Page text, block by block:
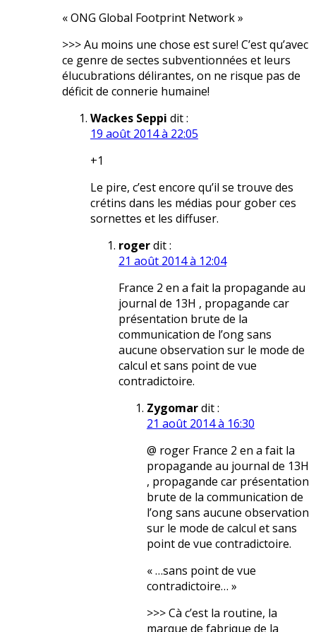
« ONG Global Footprint Network »
>>> Au moins une chose est sure! C’est qu’avec
ce genre de sectes subventionnées et leurs
élucubrations délirantes, on ne risque pas de
déficit de connerie humaine!
Wackes Seppi dit :
19 août 2014 à 22:05
+1
Le pire, c’est encore qu’il se trouve des
crétins dans les médias pour gober ces
sornettes et les diffuser.
rogerdit :
21 août 2014 à 12:04
France 2 en a fait la propagande au
journal de 13H , propagande car
présentation brute de la
communication de l’ong sans
aucune observation sur le mode de
calcul et sans point de vue
contradictoire.
Zygomardit :
21 août 2014 à 16:30
@ roger France 2 en a fait la
propagande au journal de 13H
, propagande car présentation
brute de la communication de
l’ong sans aucune observation
sur le mode de calcul et sans
point de vue contradictoire.
« …sans point de vue
contradictoire… »
>>> Cà c’est la routine, la
marque de fabrique de la